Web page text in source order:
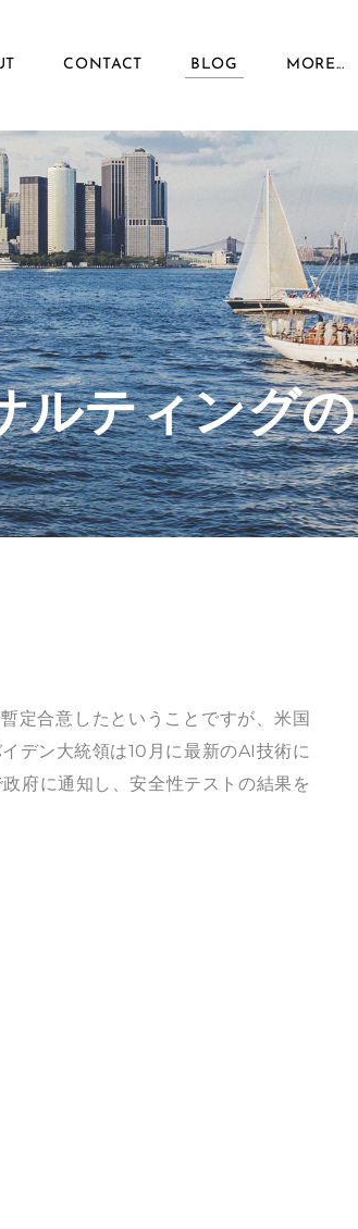
CONTACT BLOG MORE...
ルティング
定合意したということですが、米国
デン大統領は10月に最新のAI技術に
府に通知し、安全性テストの結果を